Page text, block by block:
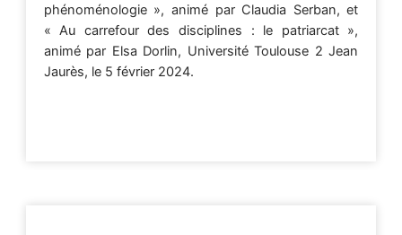
phénoménologie », animé par Claudia Serban, et
« Au carrefour des disciplines : le patriarcat »,
animé par Elsa Dorlin, Université Toulouse 2 Jean
Jaurès, le 5 février 2024.